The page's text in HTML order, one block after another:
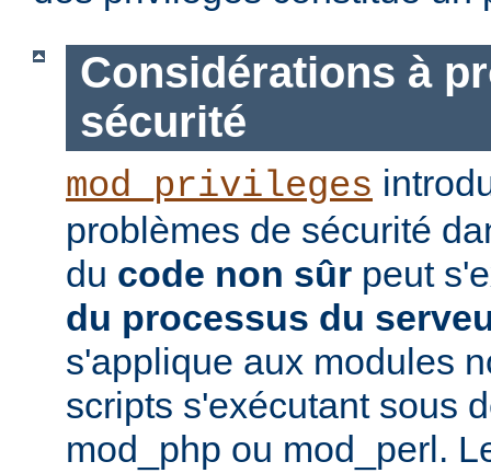
Considérations à
sécurité
mod_privileges
problèmes de sécurité
du code non sûr peut
du processus du
s'applique aux modules
scripts s'exécutant sous
mod_php ou mod_perl.